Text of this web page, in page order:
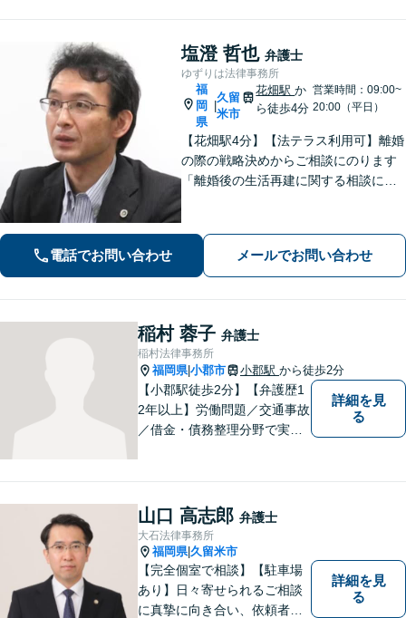
塩澄 哲也 弁護士
ゆずりは法律事務所
福
岡
県
|
久留
米市
花畑駅か
ら徒歩4分
営業時間：09:00~
20:00（平日）
【花畑駅4分】【法テラス利用可】離婚
の際の戦略決めからご相談にのります
「離婚後の生活再建に関する相談に対
や立ち退き・明け渡しなどの賃貸トラ
ブル」【顧問契約可】
電話でお問い合わせ メールでお問い合わせ
稲村 蓉子 弁護士
稲村法律事務所
福岡県|小郡市 小郡駅 から徒歩2分
【小郡駅徒歩2分】【弁護歴1
2年以上】労働問題／交通事故
／借金・債務整理分野で実績
笑顔と元気を取り戻し、新た
な第一歩を踏み出せるよう、
最大限尽力します。
詳細を見
る
山口 高志郎 弁護士
大石法律事務所
福岡県|久留米市
【完全個室で相談】【駐車場
あり】日々寄せられるご相談
に真摯に向き合い、依頼者の
詳細を見
る